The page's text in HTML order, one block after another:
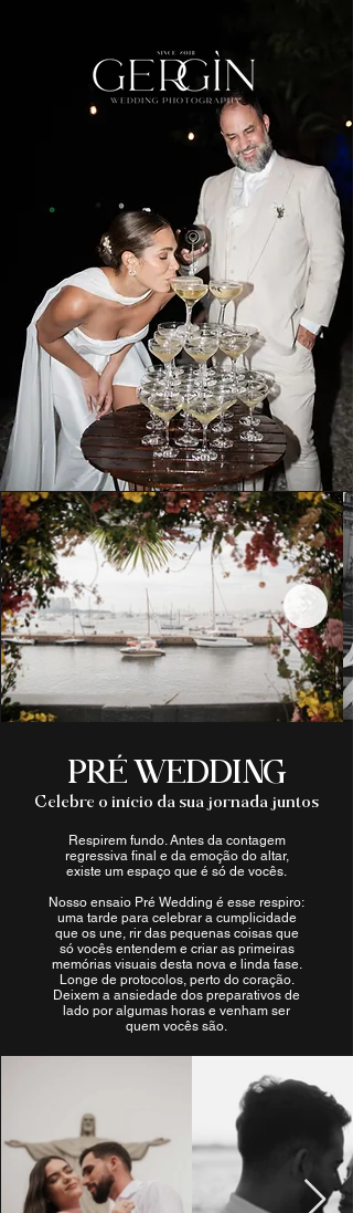
PRÉ WEDDING
Celebre o início da sua jornada juntos
Respirem fundo. Antes da contagem
regressiva final e da emoção do altar,
existe um espaço que é só de vocês.
Nosso ensaio Pré Wedding é esse respiro:
uma tarde para celebrar a cumplicidade
que os une, rir das pequenas coisas que
só vocês entendem e criar as primeiras
memórias visuais desta nova e linda fase.
Longe de protocolos, perto do coração.
Deixem a ansiedade dos preparativos de
lado por algumas horas e venham ser
quem vocês são.